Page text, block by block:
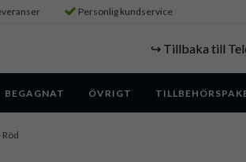
Personlig kundservice
↪️ Tillbaka till
BEGAGNAT ÖVRIGT
Röd